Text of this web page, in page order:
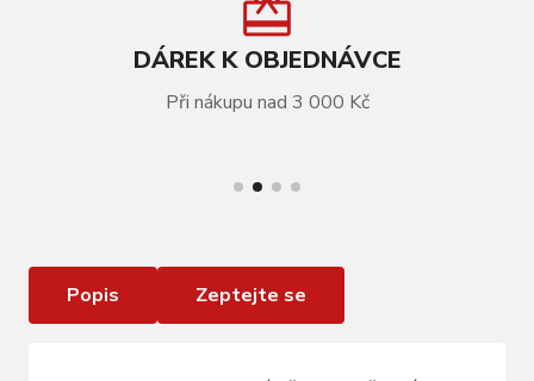
DÁREK K OBJEDNÁVCE
Při nákupu nad 3 000 Kč
Popis Zeptejte se